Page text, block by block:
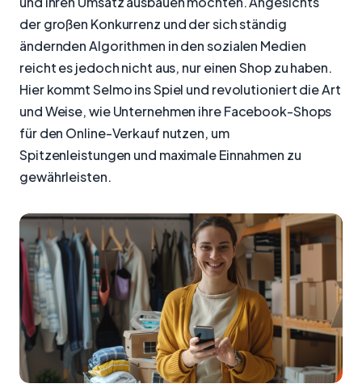
der großen Konkurrenz und der sich ständig
ändernden Algorithmen in den sozialen Medien
reicht es jedoch nicht aus, nur einen Shop zu haben.
Hier kommt Selmo ins Spiel und revolutioniert die Art
und Weise, wie Unternehmen ihre Facebook-Shops
für den Online-Verkauf nutzen, um
Spitzenleistungen und maximale Einnahmen zu
gewährleisten.